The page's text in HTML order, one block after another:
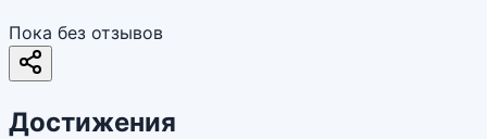
Пока без отзывов
Достижения